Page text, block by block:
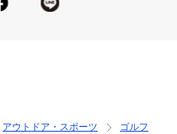
アウトドア・スポーツ
ゴルフ